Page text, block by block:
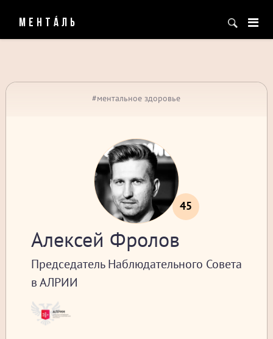
МЕНТÁЛЬ
#ментальное здоровье
45
Алексей Фролов
Председатель Наблюдательного Совета
в АЛРИИ